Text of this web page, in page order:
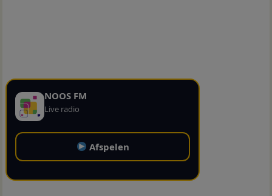
NOOS FM
Live radio
Afspelen